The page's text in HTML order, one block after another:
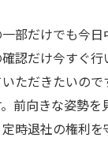
部だけでも今
認だけ今すぐ
ただきたいので
前向きな姿勢を
時退社の権利を